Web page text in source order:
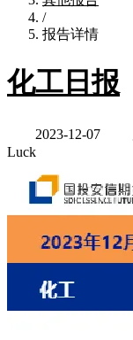
/
报告详情
化工日报
2023-12-07
Luck